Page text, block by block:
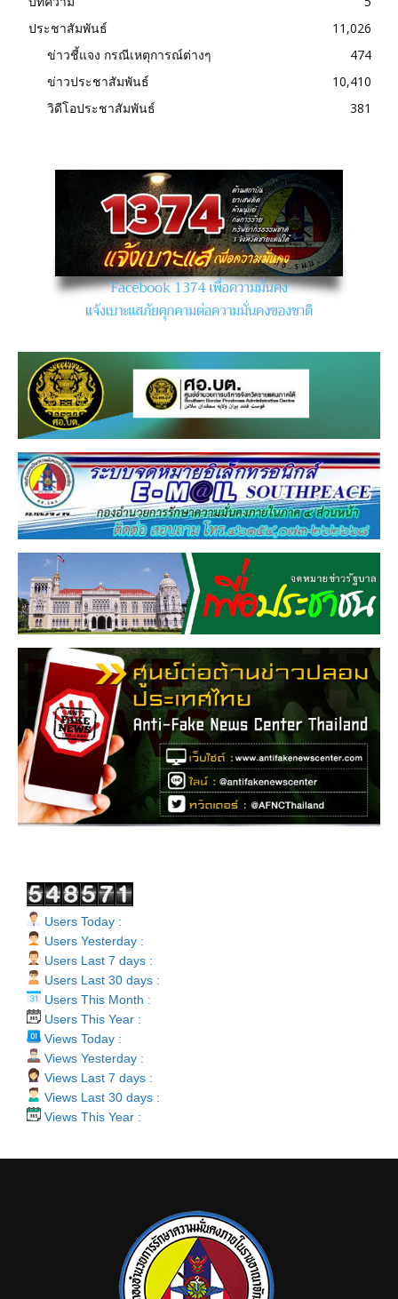
ประชาสัมพันธ์
11,026
ข่าวชี้แจง กรณีเหตุการณ์ต่างๆ
474
ข่าวประชาสัมพันธ์
10,410
วิดีโอประชาสัมพันธ์
381
Users Today :
Users Yesterday :
Users Last 7 days :
Users Last 30 days :
Users This Month :
Users This Year :
Views Today :
Views Yesterday :
Views Last 7 days :
Views Last 30 days :
Views This Year :